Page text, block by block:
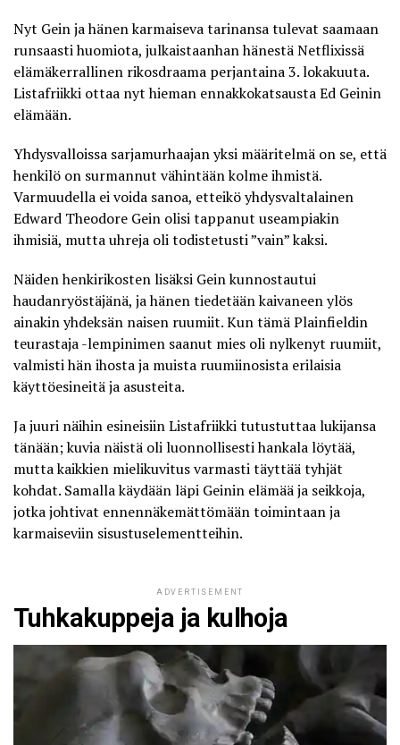
Nyt Gein ja hänen karmaiseva tarinansa tulevat saamaan
runsaasti huomiota, julkaistaanhan hänestä Netflixissä
elämäkerrallinen rikosdraama perjantaina 3. lokakuuta.
Listafriikki ottaa nyt hieman ennakkokatsausta Ed Geinin
elämään.
Yhdysvalloissa sarjamurhaajan yksi määritelmä on se, että
henkilö on surmannut vähintään kolme ihmistä.
Varmuudella ei voida sanoa, etteikö yhdysvaltalainen
Edward Theodore Gein olisi tappanut useampiakin
ihmisiä, mutta uhreja oli todistetusti ”vain” kaksi.
Näiden henkirikosten lisäksi Gein kunnostautui
haudanryöstäjänä, ja hänen tiedetään kaivaneen ylös
ainakin yhdeksän naisen ruumiit. Kun tämä Plainfieldin
teurastaja -lempinimen saanut mies oli nylkenyt ruumiit,
valmisti hän ihosta ja muista ruumiinosista erilaisia
käyttöesineitä ja asusteita.
Ja juuri näihin esineisiinListafriikkitutustuttaa lukijansa
tänään; kuvia näistä oli luonnollisesti hankala löytää,
mutta kaikkien mielikuvitus varmasti täyttää tyhjät
kohdat. Samalla käydään läpi Geinin elämää ja seikkoja,
jotka johtivat ennennäkemättömään toimintaan ja
karmaiseviin sisustuselementteihin.
ADVERTISEMENT
Tuhkakuppeja ja kulhoja